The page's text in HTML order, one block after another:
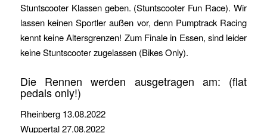
Stuntscooter Klassen geben. (Stuntscooter Fun Race). Wir
lassen keinen Sportler außen vor, denn Pumptrack Racing
kennt keine Altersgrenzen! Zum Finale in Essen, sind leider
keine Stuntscooter zugelassen (Bikes Only).
Die Rennen werden ausgetragen am: (flat
pedals only!)
Rheinberg 13.08.2022
Wuppertal 27.08.2022